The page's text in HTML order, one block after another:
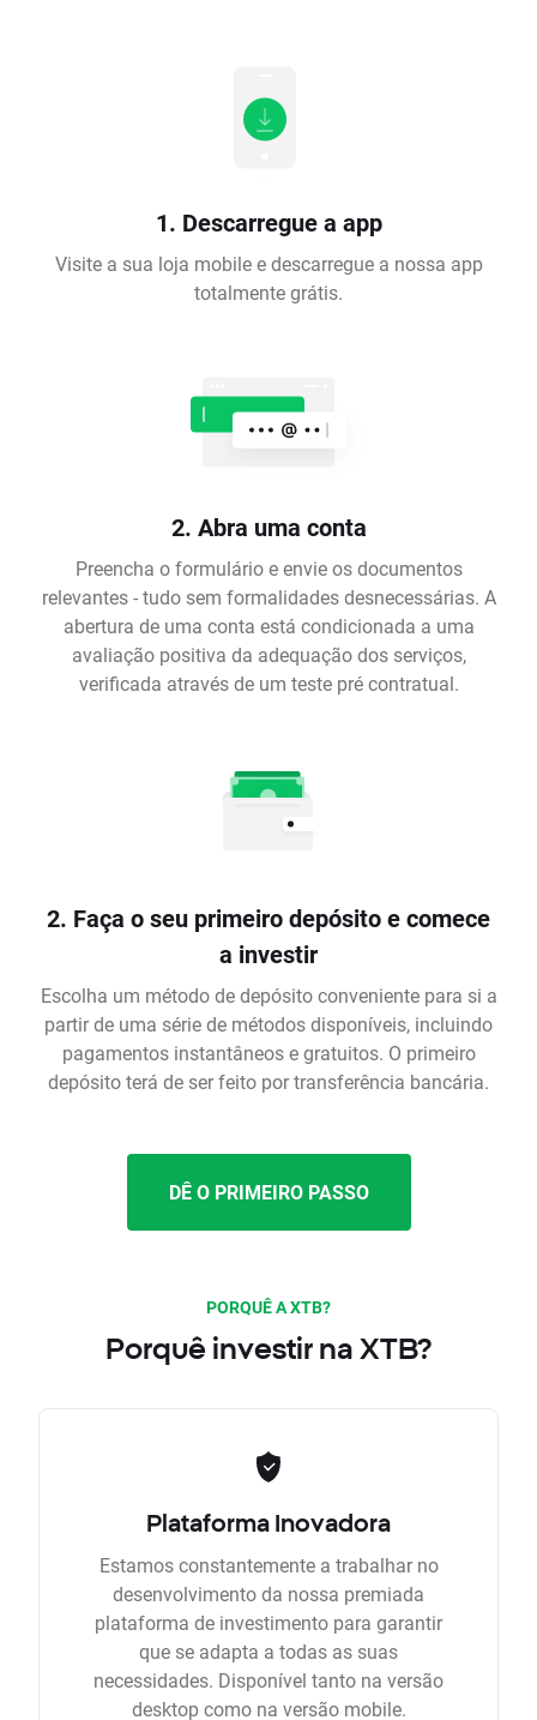
1. Descarregue a app
Visite a sua loja mobile e descarregue a nossa app
totalmente grátis.
2. Abra uma conta
Preencha o formulário e envie os documentos
relevantes - tudo sem formalidades desnecessárias. A
abertura de uma conta está condicionada a uma
avaliação positiva da adequação dos serviços,
verificada através de um teste pré contratual.
2. Faça o seu primeiro depósito e comece
a investir
Escolha um método de depósito conveniente para si a
partir de uma série de métodos disponíveis, incluindo
pagamentos instantâneos e gratuitos. O primeiro
depósito terá de ser feito por transferência bancária.
DÊ O PRIMEIRO PASSO
PORQUÊ A XTB?
Porquê investir na XTB?
Plataforma Inovadora
Estamos constantemente a trabalhar no
desenvolvimento da nossa premiada
plataforma de investimento para garantir
que se adapta a todas as suas
necessidades. Disponível tanto na versão
desktop como na versão mobile.